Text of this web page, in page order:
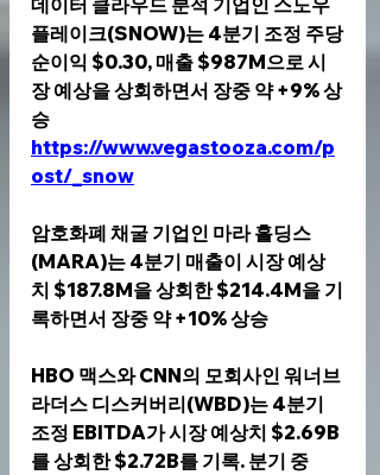
데이터 클라우드 분석 기업인 스노우
플레이크(SNOW)는 4분기 조정 주당
순이익 $0.30, 매출 $987M으로 시
장 예상을 상회하면서 장중 약 +9% 상
승
https://www.vegastooza.com/p
ost/_snow
암호화폐 채굴 기업인 마라 홀딩스
(MARA)는 4분기 매출이 시장 예상
치 $187.8M을 상회한 $214.4M을 기
록하면서 장중 약 +10% 상승
HBO 맥스와 CNN의 모회사인 워너브
라더스 디스커버리(WBD)는 4분기
조정 EBITDA가 시장 예상치 $2.69B
를 상회한 $2.72B를 기록. 분기 중